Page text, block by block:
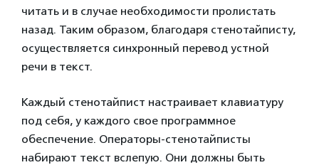
читать и в случае необходимости пролистать
назад. Таким образом, благодаря стенотайписту,
осуществляется синхронный перевод устной
речи в текст.
Каждый стенотайпист настраивает клавиатуру
под себя, у каждого свое программное
обеспечение. Операторы-стенотайписты
набирают текст вслепую. Они должны быть